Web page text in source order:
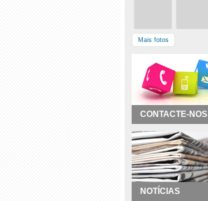
Mais fotos
CONTACTE-NOS
NOTÍCIAS